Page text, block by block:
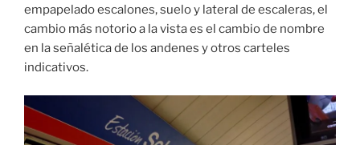
empapelado escalones, suelo y lateral de escaleras, el
cambio más notorio a la vista es el cambio de nombre
en la señalética de los andenes y otros carteles
indicativos.